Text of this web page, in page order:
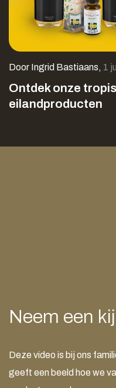
Door Ingrid Bastiaans, 1
Ontdek onze
eilandproducten
Neem een
Deze video is bij ons
geeft een beeld hoe we